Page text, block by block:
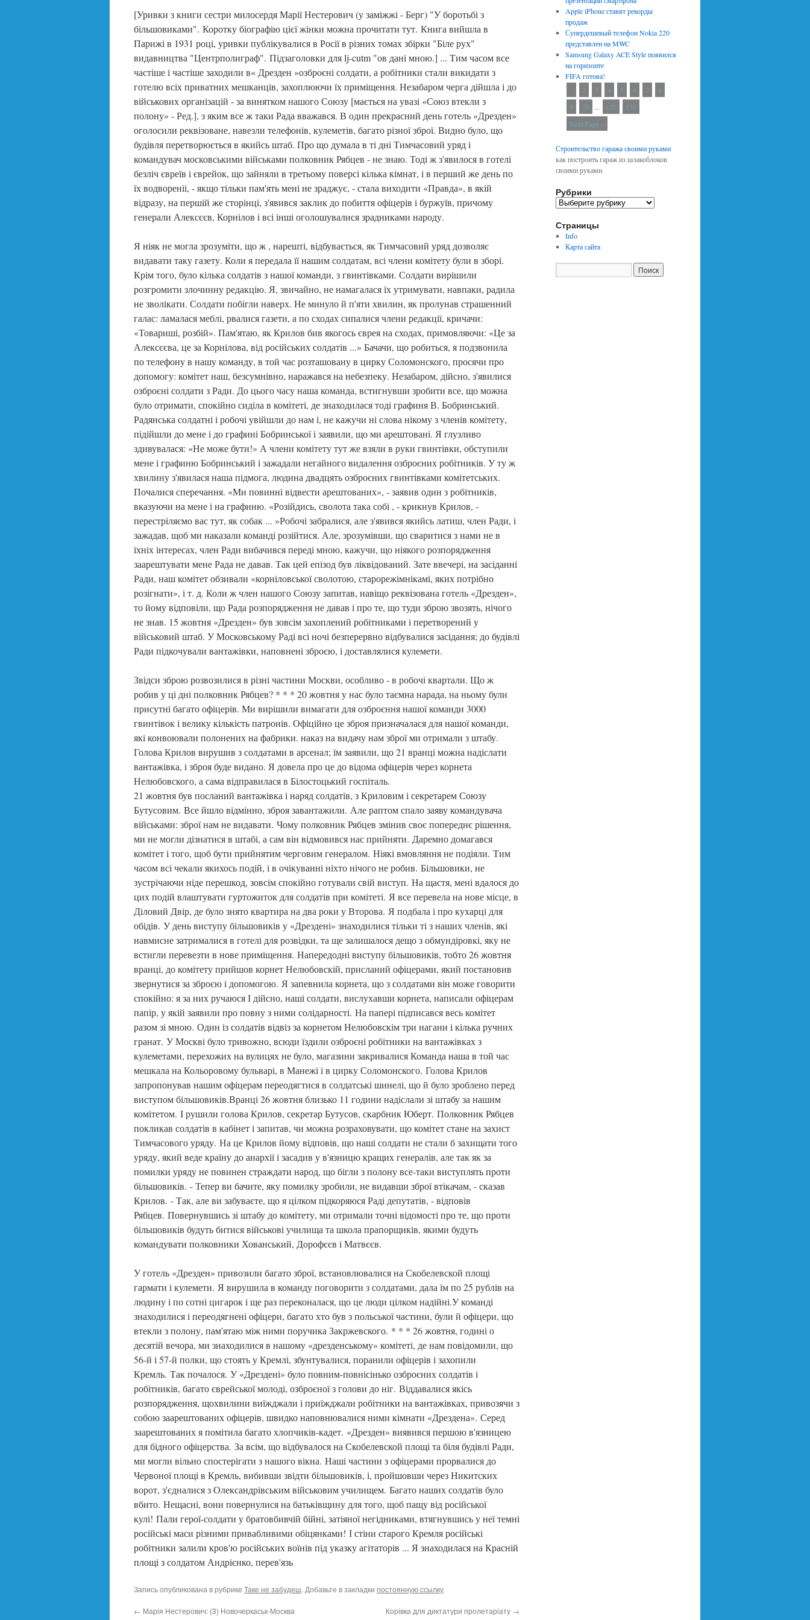
[Уривки з книги сестри милосердя Марії Нестерович (у заміжжі - Берг) "У боротьбі з
більшовиками". Коротку біографію цієї жінки можна прочитати тут. Книга вийшла в
Парижі в 1931 році, уривки публікувалися в Росії в різних томах збірки "Біле рух"
видавництва "Центрполиграф". Підзаголовки для lj-cutm "ов дані мною.] ... Тим часом все
частіше і частіше заходили в« Дрезден »озброєні солдати, а робітники стали викидати з
готелю всіх приватних мешканців, захоплюючи їх приміщення. Незабаром черга дійшла і до
військових організацій - за винятком нашого Союзу [мається на увазі «Союз втекли з
полону» - Ред.], з яким все ж таки Рада вважався. В один прекрасний день готель «Дрезден»
оголосили реквізоване, навезли телефонів, кулеметів, багато різної зброї. Видно було, що
будівля перетворюється в якийсь штаб. Про що думала в ті дні Тимчасовий уряд і
командувач московськими військами полковник Рябцев - не знаю. Тоді ж з'явилося в готелі
безліч євреїв і єврейок, що зайняли в третьому поверсі кілька кімнат, і в перший же день по
їх водвореніі, - якщо тільки пам'ять мені не зраджує, - стала виходити «Правда», в якій
відразу, на першій же сторінці, з'явився заклик до побиття офіцерів і буржуїв, причому
генерали Алексєєв, Корнілов і всі інші оголошувалися зрадниками народу.
Я ніяк не могла зрозуміти, що ж , нарешті, відбувається, як Тимчасовий уряд дозволяє
видавати таку газету. Коли я передала її нашим солдатам, всі члени комітету були в зборі.
Крім того, було кілька солдатів з нашої команди, з гвинтівками. Солдати вирішили
розгромити злочинну редакцію. Я, звичайно, не намагалася їх утримувати, навпаки, радила
не зволікати. Солдати побігли наверх. Не минуло й п'яти хвилин, як пролунав страшенний
галас: ламалася меблі, рвалися газети, а по сходах сипалися члени редакції, кричачи:
«Товариші, розбій». Пам'ятаю, як Крилов бив якогось єврея на сходах, примовляючи: «Це за
Алексєєва, це за Корнілова, від російських солдатів ...» Бачачи, що робиться, я подзвонила
по телефону в нашу команду, в той час розташовану в цирку Соломонского, просячи про
допомогу: комітет наш, безсумнівно, наражався на небезпеку. Незабаром, дійсно, з'явилися
озброєні солдати з Ради. До цього часу наша команда, встигнувши зробити все, що можна
було отримати, спокійно сиділа в комітеті, де знаходилася тоді графиня В. Бобринський.
Радянська солдатні і робочі увійшли до нам і, не кажучи ні слова нікому з членів комітету,
підійшли до мене і до графині Бобринської і заявили, що ми арештовані. Я глузливо
здивувалася: «Не може бути!» А члени комітету тут же взяли в руки гвинтівки, обступили
мене і графиню Бобринський і зажадали негайного видалення озброєних робітників. У ту ж
хвилину з'явилася наша підмога, людина двадцять озброєних гвинтівками комітетських.
Почалися сперечання. «Ми повинні відвести арештованих», - заявив один з робітників,
вказуючи на мене і на графиню. «Розійдись, сволота така собі , - крикнув Крилов, -
перестріляємо вас тут, як собак ... »Робочі забралися, але з'явився якийсь латиш, член Ради, і
зажадав, щоб ми наказали команді розійтися. Але, зрозумівши, що сваритися з нами не в
їхніх інтересах, член Ради вибачився переді мною, кажучи, що ніякого розпорядження
заарештувати мене Рада не давав. Так цей епізод був ліквідований. Зате ввечері, на засіданні
Ради, наш комітет обзивали «корніловської сволотою, старорежімнікамі, яких потрібно
розігнати», і т. д. Коли ж член нашого Союзу запитав, навіщо реквізована готель «Дрезден»,
то йому відповіли, що Рада розпорядження не давав і про те, що туди зброю звозять, нічого
не знав. 15 жовтня «Дрезден» був зовсім захоплений робітниками і перетворений у
військовий штаб. У Московському Раді всі ночі безперервно відбувалися засідання; до будівлі
Ради підкочували вантажівки, наповнені зброєю, і доставлялися кулемети.
Звідси зброю розвозилися в різні частини Москви, особливо - в робочі квартали. Що ж
робив у ці дні полковник Рябцев? * * * 20 жовтня у нас було таємна нарада, на ньому були
присутні багато офіцерів. Ми вирішили вимагати для озброєння нашої команди 3000
гвинтівок і велику кількість патронів. Офіційно це зброя призначалася для нашої команди,
які конвоювали полонених на фабрики. наказ на видачу нам зброї ми отримали з штабу.
Голова Крилов вирушив з солдатами в арсенал; їм заявили, що 21 вранці можна надіслати
вантажівка, і зброя буде видано. Я довела про це до відома офіцерів через корнета
Нелюбовского, а сама відправилася в Білостоцький госпіталь.
21 жовтня був посланий вантажівка і наряд солдатів, з Криловим і секретарем Союзу
Бутусовим. Все йшло відмінно, зброя завантажили. Але раптом спало заяву командувача
військами: зброї нам не видавати. Чому полковник Рябцев змінив своє попереднє рішення,
ми не могли дізнатися в штабі, а сам він відмовився нас прийняти. Даремно домагався
комітет і того, щоб бути прийнятим черговим генералом. Ніякі вмовляння не подіяли. Тим
часом всі чекали якихось подій, і в очікуванні ніхто нічого не робив. Більшовики, не
зустрічаючи ніде перешкод, зовсім спокійно готували свій виступ. На щастя, мені вдалося до
цих подій влаштувати гуртожиток для солдатів при комітеті. Я все перевела на нове місце, в
Діловий Двір, де було знято квартира на два роки у Второва. Я подбала і про кухарці для
обідів. У день виступу більшовиків у «Дрездені» знаходилися тільки ті з наших членів, які
навмисне затрималися в готелі для розвідки, та ще залишалося дещо з обмундіровкі, яку не
встигли перевезти в нове приміщення. Напередодні виступу більшовиків, тобто 26 жовтня
вранці, до комітету прийшов корнет Нелюбовскій, присланий офіцерами, який постановив
звернутися за зброєю і допомогою. Я запевнила корнета, що з солдатами він може говорити
спокійно: я за них ручаюся І дійсно, наші солдати, вислухавши корнета, написали офіцерам
папір, у якій заявили про повну з ними солідарності. На папері підписався весь комітет
разом зі мною. Один із солдатів відвіз за корнетом Нелюбовскім три нагани і кілька ручних
гранат. У Москві було тривожно, всюди їздили озброєні робітники на вантажівках з
кулеметами, перехожих на вулицях не було, магазини закривалися Команда наша в той час
мешкала на Кольоровому бульварі, в Манежі і в цирку Соломонского. Голова Крилов
запропонував нашим офіцерам переодягтися в солдатські шинелі, що й було зроблено перед
виступом більшовиків.Вранці 26 жовтня близько 11 години надіслали зі штабу за нашим
комітетом. І рушили голова Крилов, секретар Бутусов, скарбник Юберт. Полковник Рябцев
покликав солдатів в кабінет і запитав, чи можна розраховувати, що комітет стане на захист
Тимчасового уряду. На це Крилов йому відповів, що наші солдати не стали б захищати того
уряду, який веде країну до анархії і засадив у в'язницю кращих генералів, але так як за
помилки уряду не повинен страждати народ, що бігли з полону все-таки виступлять проти
більшовиків. - Тепер ви бачите, яку помилку зробили, не видавши зброї втікачам, - сказав
Крилов. - Так, але ви забуваєте, що я цілком підкоряюся Раді депутатів, - відповів
Рябцев. Повернувшись зі штабу до комітету, ми отримали точні відомості про те, що проти
більшовиків будуть битися військові училища та школа прапорщиків, якими будуть
командувати полковники Хованський, Дорофєєв і Матвєєв.
У готель «Дрезден» привозили багато зброї, встановлювалися на Скобелевской площі
гармати і кулемети. Я вирушила в команду поговорити з солдатами, дала їм по 25 рублів на
людину і по сотні цигарок і ще раз переконалася, що це люди цілком надійні.У команді
знаходилися і переодягнені офіцери, багато хто був з польської частини, були й офіцери, що
втекли з полону, пам'ятаю між ними поручика Закржевского. * * * 26 жовтня, годині о
десятій вечора, ми знаходилися в нашому «дрезденському» комітеті, де нам повідомили, що
56-й і 57-й полки, що стоять у Кремлі, збунтувалися, поранили офіцерів і захопили
Кремль. Так почалося. У «Дрездені» було повним-повнісінько озброєних солдатів і
робітників, багато єврейської молоді, озброєної з голови до ніг. Віддавалися якісь
розпорядження, щохвилини виїжджали і приїжджали робітники на вантажівках, привозячи з
собою заарештованих офіцерів, швидко наповнювалися ними кімнати «Дрездена». Серед
заарештованих я помітила багато хлопчиків-кадет. «Дрезден» виявився першою в'язницею
для бідного офіцерства. За всім, що відбувалося на Скобелевской площі та біля будівлі Ради,
ми могли вільно спостерігати з нашого вікна. Наші частини з офіцерами прорвалися до
Червоної площі в Кремль, вибивши звідти більшовиків, і, пройшовши через Никитских
ворот, з'єдналися з Олександрівським військовим училищем. Багато наших солдатів було
вбито. Нещасні, вони повернулися на батьківщину для того, щоб пащу від російської
кулі! Пали герої-солдати у братовбивчій бійні, затіяної негідниками, втягнувшись у неї темні
російські маси різними привабливими обіцянками! І стіни старого Кремля російські
робітники залили кров'ю російських воїнів під указку агітаторів ... Я знаходилася на Красній
площі з солдатом Андрієнко, перев'язь
Запись опубликована в рубрике Таке не забудеш. Добавьте в закладки постоянную ссылку.
← Марія Нестерович: (3) Новочеркаськ-Москва Корівка для диктатури пролетаріату →
Apple iPhone ставят рекорды
продаж
Супердешевый телефон Nokia 220
представлен на MWC
Samsung Galaxy ACE Style появился
на горизонте
FIFA готова!
2 3 4 5 6 7
8
9
10 ... 130
131
Next Page »
Строительство гаража своими руками
как построить гараж из шлакоблоков
своими руками
Рубрики
Р
б
р
и
Страницы
Info
Карта сайта